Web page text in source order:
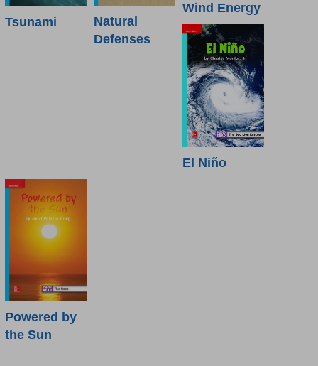
Tsunami
Natural
Defenses
Wind Energy
El Niño
Powered by
the Sun